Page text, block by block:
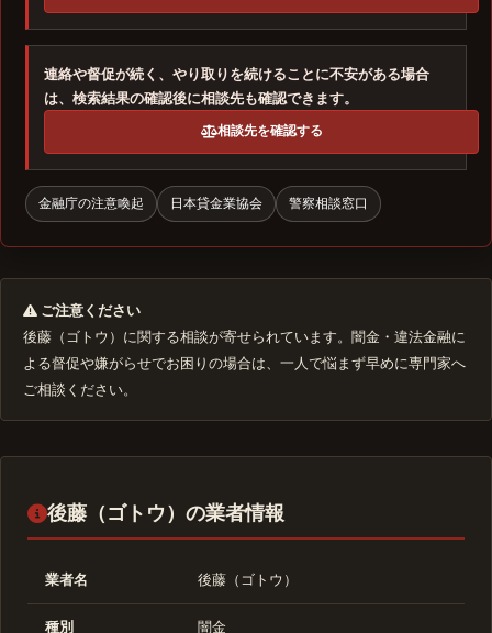
連絡や督促が続く、やり取りを続けることに不安がある場合
は、検索結果の確認後に相談先も確認できます。
相談先を確認する
金融庁の注意喚起 日本貸金業協会 警察相談窓口
ご注意ください
後藤（ゴトウ）に関する相談が寄せられています。闇金・違法金融に
よる督促や嫌がらせでお困りの場合は、一人で悩まず早めに専門家へ
ご相談ください。
後藤（ゴトウ）の業者情報
業者名 後藤（ゴトウ）
種別 闇金